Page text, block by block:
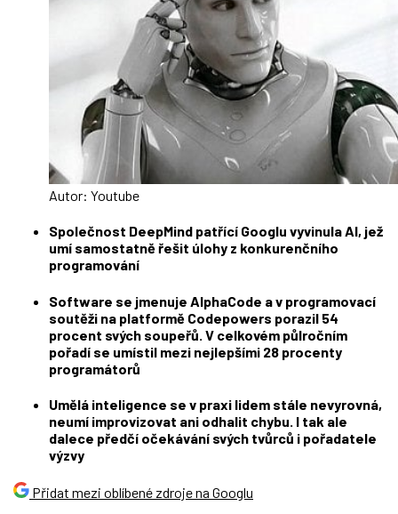
Autor: Youtube
Společnost DeepMind patřící Googlu vyvinula AI, jež
umí samostatně řešit úlohy z konkurenčního
programování
Software se jmenuje AlphaCode a v programovací
soutěži na platformě Codepowers porazil 54
procent svých soupeřů. V celkovém půlročním
pořadí se umístil mezi nejlepšími 28 procenty
programátorů
Umělá inteligence se v praxi lidem stále nevyrovná,
neumí improvizovat ani odhalit chybu. I tak ale
dalece předčí očekávání svých tvůrců i pořadatele
výzvy
Přidat mezi oblíbené zdroje na Googlu